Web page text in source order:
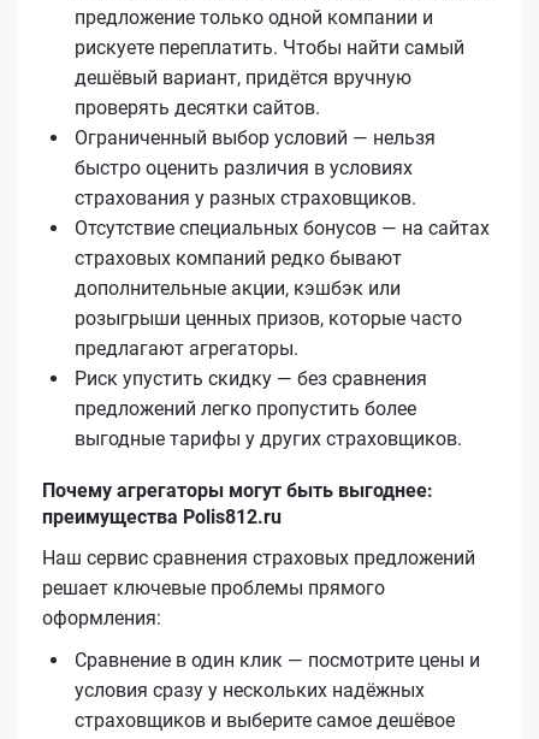
предложение только одной компании и
рискуете переплатить. Чтобы найти самый
дешёвый вариант, придётся вручную
проверять десятки сайтов.
Ограниченный выбор условий — нельзя
быстро оценить различия в условиях
страхования у разных страховщиков.
Отсутствие специальных бонусов — на сайтах
страховых компаний редко бывают
дополнительные акции, кэшбэк или
розыгрыши ценных призов, которые часто
предлагают агрегаторы.
Риск упустить скидку — без сравнения
предложений легко пропустить более
выгодные тарифы у других страховщиков.
Почему агрегаторы могут быть выгоднее:
преимущества Polis812.ru
Наш сервис сравнения страховых предложений
решает ключевые проблемы прямого
оформления:
Сравнение в один клик — посмотрите цены и
условия сразу у нескольких надёжных
страховщиков и выберите самое дешёвое